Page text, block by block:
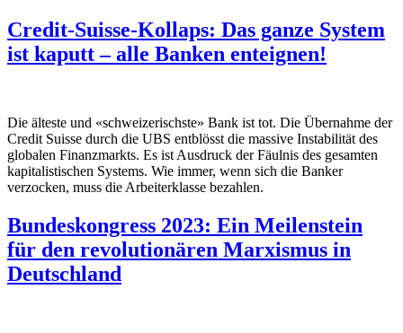
Credit-Suisse-Kollaps: Das ganze System
ist kaputt – alle Banken enteignen!
Die älteste und «schweizerischste» Bank ist tot. Die Übernahme der
Credit Suisse durch die UBS entblösst die massive Instabilität des
globalen Finanzmarkts. Es ist Ausdruck der Fäulnis des gesamten
kapitalistischen Systems. Wie immer, wenn sich die Banker
verzocken, muss die Arbeiterklasse bezahlen.
Bundeskongress 2023: Ein Meilenstein
für den revolutionären Marxismus in
Deutschland